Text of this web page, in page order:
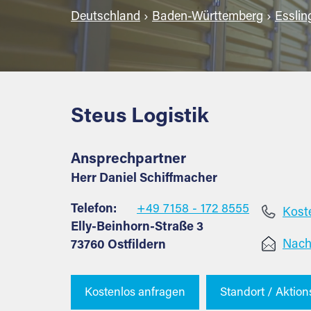
Deutschland › Baden-Württemberg ›
Steus Logistik
Ansprechpartner
Herr Daniel Schiffmacher
Telefon:
+49 7158 - 172 8555
Elly-Beinhorn-Straße 3
73760 Ostfildern
Kostenlos anfragen Standort /